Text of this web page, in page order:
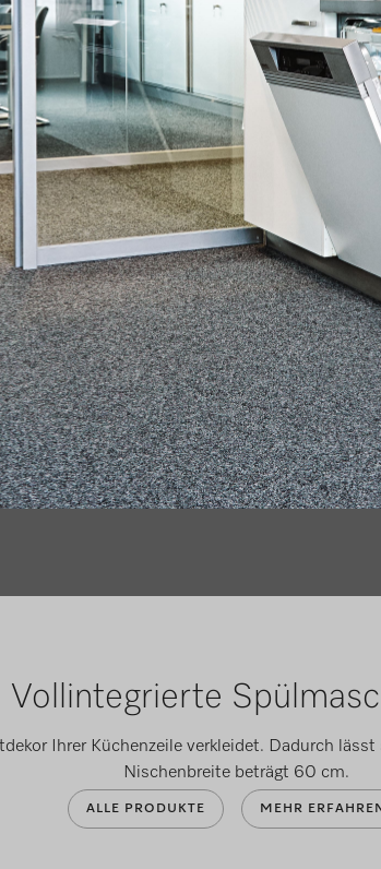
Vollintegrierte
Ihrer Küchenzeile verkleidet. Dadurch
Nischenbreite beträgt 60 cm.
ALLE PRODUKTE MEHR ERFAHREN